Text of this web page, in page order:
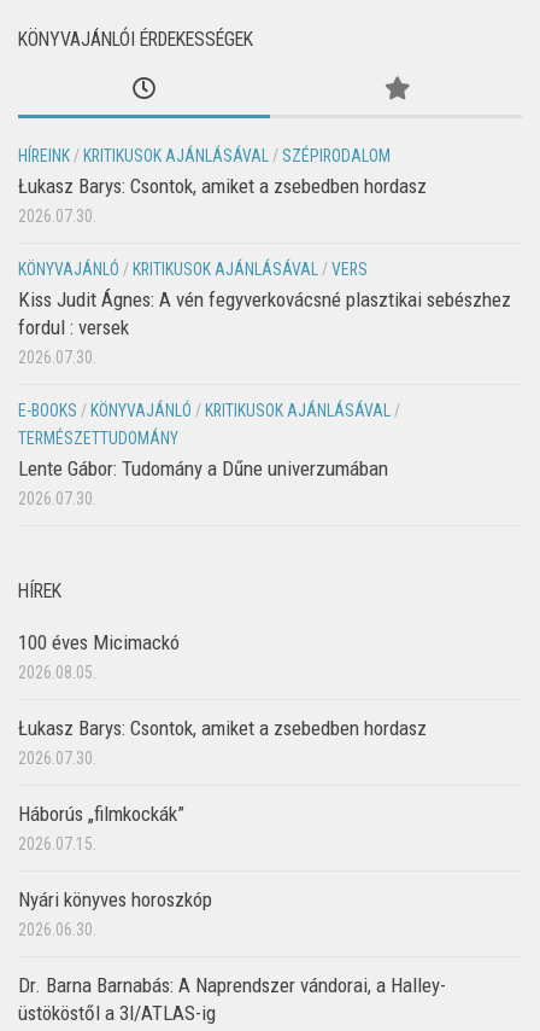
KÖNYVAJÁNLÓI ÉRDEKESSÉGEK
HÍREINK/ KRITIKUSOK AJÁNLÁSÁVAL/ SZÉPIRODALOM
Łukasz Barys: Csontok, amiket a zsebedben hordasz
2026.07.30.
KÖNYVAJÁNLÓ / KRITIKUSOK AJÁNLÁSÁVAL/VERS
Kiss Judit Ágnes: A vén fegyverkovácsné plasztikai sebészhez
fordul : versek
2026.07.30.
E-BOOKS / KÖNYVAJÁNLÓ / KRITIKUSOK AJÁNLÁSÁVAL/
TERMÉSZETTUDOMÁNY
Lente Gábor: Tudomány a Dűne univerzumában
2026.07.30.
HÍREK
100 éves Micimackó
2026.08.05.
Łukasz Barys: Csontok, amiket a zsebedben hordasz
2026.07.30.
Háborús „filmkockák”
2026.07.15.
Nyári könyves horoszkóp
2026.06.30.
Dr. Barna Barnabás: A Naprendszer vándorai, a Halley-
üstököstől a 3I/ATLAS-ig